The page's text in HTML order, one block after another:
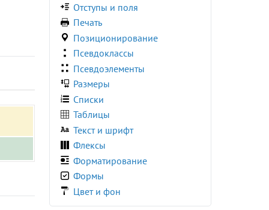
:read-write
:required
:right
:root
:seeking
:stalled
:target
:user-invalid
:user-valid
:valid
:visited
:volume-locked
@charset
Отступы и поля
Печать
Позиционирование
Псевдоклассы
Псевдоэлементы
Размеры
Списки
Таблицы
Текст и шрифт
Флексы
Форматирование
Формы
Цвет и фон